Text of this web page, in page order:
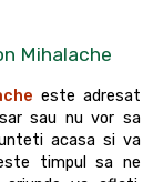
Mihalache
este adresat
sau nu vor sa
acasa si va
timpul sa ne